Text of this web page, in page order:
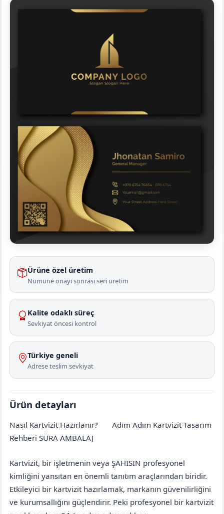
Ürüne özel üretim
Numune onayı sonrası seri üretim
Kalite odaklı süreç
Sevkiyat öncesi kontrol
Türkiye geneli
Adrese teslim sevkiyat
Ürün detayları
Nasıl Kartvizit Hazırlanır?
Adım Adım Kartvizit Tasarım
Rehberi SÜRA AMBALAJ
Kartvizit, bir işletmenin veya ŞAHISIN profesyonel
kimliğini yansıtan en önemli tanıtım araçlarından biridir.
Etkileyici bir kartvizit hazırlamak, markanın güvenilirliğini
ve kurumsallığını güçlendirir. Peki profesyonel bir kartvizit